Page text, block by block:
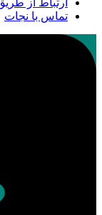
ارتباط از
تماس با نجات